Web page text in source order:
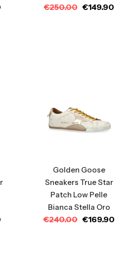
€250.00 €149.90
Golden Goose
Sneakers True Star
Patch Low Pelle
Bianca Stella Oro
€240.00 €169.90